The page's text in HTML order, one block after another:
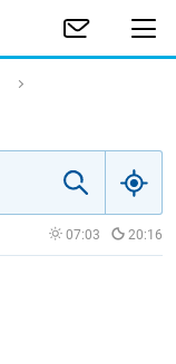
07:03 20:16